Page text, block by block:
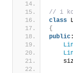
// i
class
{
public: